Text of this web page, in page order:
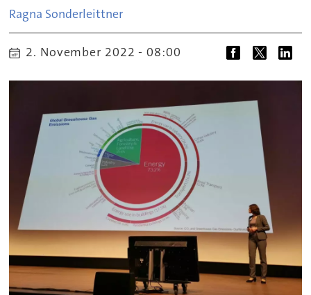
Ragna Sonderleittner
2. November 2022 - 08:00